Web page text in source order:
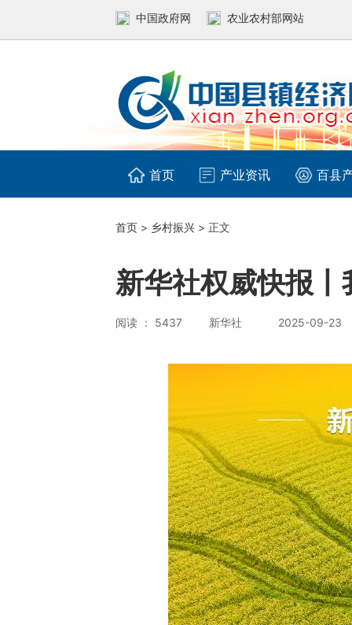
中国政府网 农业农村部网站
首页 产业资讯 百县
首页 > 乡村振兴 > 正文
新华社权威快报
阅读 ： 5437 新华社 2025-09-23